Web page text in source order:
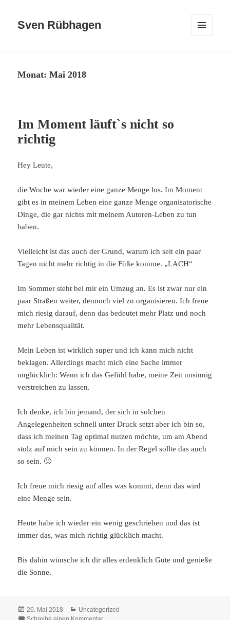
Sven Rübhagen
Monat:Mai 2018
Im Moment läuft`s nicht so
richtig
Hey Leute,
die Woche war wieder eine ganze Menge los. Im Moment
gibt es in meinem Leben eine ganze Menge organisatorische
Dinge, die gar nichts mit meinem Autoren-Leben zu tun
haben.
Vielleicht ist das auch der Grund, warum ich seit ein paar
Tagen nicht mehr richtig in die Füße komme. „LACH“
Im Sommer steht bei mir ein Umzug an. Es ist zwar nur ein
paar Straßen weiter, dennoch viel zu organisieren. Ich freue
mich riesig darauf, denn das bedeutet mehr Platz und noch
mehr Lebensqualität.
Mein Leben ist wirklich super und ich kann mich nicht
beklagen. Allerdings macht mich eine Sache immer
unglücklich: Wenn ich das Gefühl habe, meine Zeit unsinnig
verstreichen zu lassen.
Ich denke, ich bin jemand, der sich in solchen
Angelegenheiten schnell unter Druck setzt aber ich bin so,
dass ich meinen Tag optimal nutzen möchte, um am Abend
stolz auf mich sein zu können. In der Regel sollte das auch
so sein. 🙂
Ich freue mich riesig auf alles was kommt, denn das wird
eine Menge sein.
Heute habe ich wieder ein wenig geschrieben und das ist
immer das, was mich richtig glücklich macht.
Bis dahin wünsche ich dir alles erdenklich Gute und genieße
die Sonne.
Veröffentlicht
am
26. Mai 2018 Kategorien
Uncategorized
zu Im Moment läuft`s nicht so richtig